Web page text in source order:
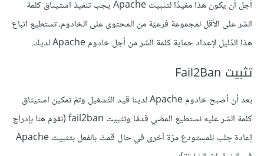
أجل أن يكون هذا مفيدًا لتثبيت Apache يجب تنفيذ استيثاق كلمة
السّر على الأقل لمجموعة فرعيّة من المحتوى على الخادوم، تستطيع اتباع
هذا الدّليل لإعداد حماية كلمة السّر من أجل خادوم Apache لديك.
تثبيت Fail2Ban
بعد أن أصبح خادوم Apache لدينا قيد التّشغيل وتمّ تمكين استيثاق
كلمة السّر عليه نستطيع المضي قدمًا وتثبيت fail2ban (نقوم هنا بإدراج
إعادة جلب للمستودع مرّة أخرى في حال قمتَ بالفعل بتثبيت Apache